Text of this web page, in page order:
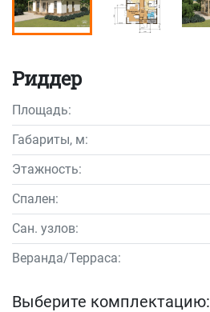
Риддер
Площадь:
Габариты, м:
Этажность:
Спален:
Сан. узлов:
Веранда/Терраса:
Выберите комплектацию: